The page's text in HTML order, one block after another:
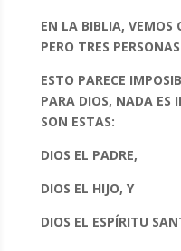
EN LA BIBLIA, VEMOS
PERO TRES
ESTO PARECE
PARA DIOS, NADA ES
SON ESTAS:
DIOS EL PADRE,
DIOS EL HIJO, Y
DIOS EL ESPÍRITU